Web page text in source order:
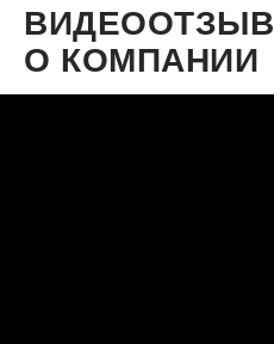
ВИДЕООТЗЫВ
О КОМПАНИИ
KUNG-ZAVOD